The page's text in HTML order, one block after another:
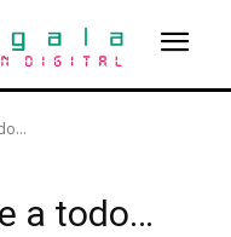
a todo…